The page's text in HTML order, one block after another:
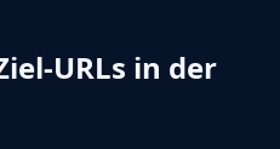
URLs in der